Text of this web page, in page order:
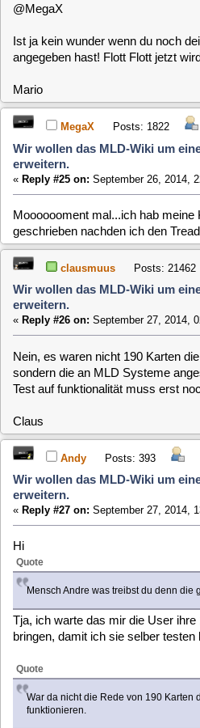
Wir wollen das MLD-Wiki um eine "TV-
erweitern.
«Reply #27 on: September 27, 2014, 13:42:30
Hi
Quote
Mensch Andre was treibst du denn die ganze
Tja, ich warte das mir die User ihre 190
bringen, damit ich sie selber testen kann.
Quote
War da nicht die Rede von 190 Karten die ootb
funktionieren.
Das war -> Claus
skeptisch, 190 zusammen zu bekommen.
Wobei da mit Sicherheit auch viele mit
dabei sind.
Das hat Claus aber auch schon
Immerhin sind es schon 22, und einige
sogar noch kaufen....
Artikel zusammen "basteln".
....nicht das mir noch langweilig wird.
LG
Andre
MegaX Posts: 1822
Wir wollen das MLD-Wiki um eine "TV-
erweitern.
«Reply #28 on:September 27, 2014, 13:55:38
PS: In der Zwischenzeit kann ich ja noch einen
zusammen "basteln".
Stimmt...schreib mal schnell ein Benutzer
MLD ...duck und weg